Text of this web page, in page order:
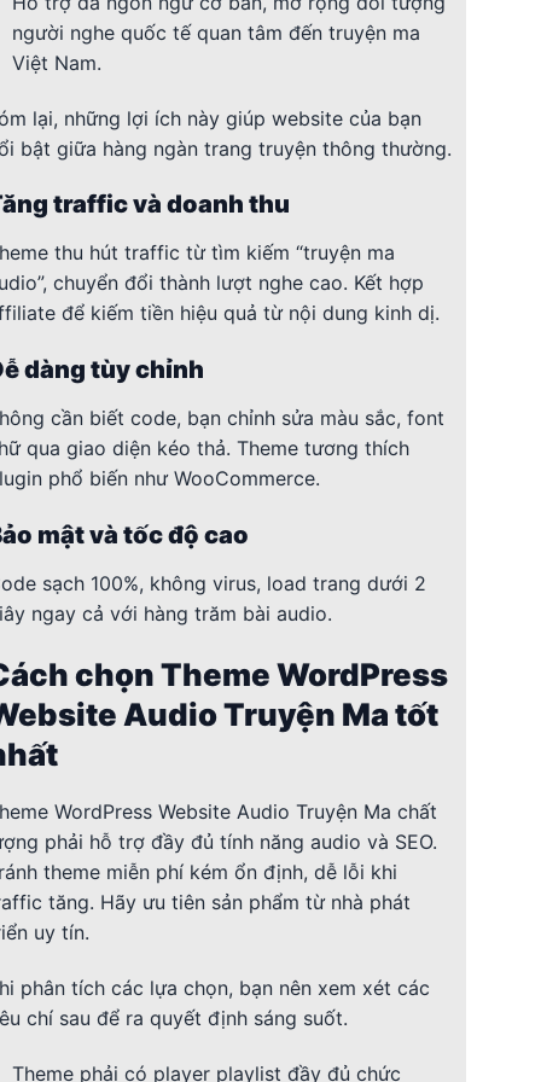
người nghe quốc tế quan tâm đến truyện ma
Việt Nam.
lại, những lợi ích này giúp website của bạn
bật giữa hàng ngàn trang truyện thông thường.
traffic và doanh thu
thu hút traffic từ tìm kiếm “truyện ma
chuyển đổi thành lượt nghe cao. Kết hợp
để kiếm tiền hiệu quả từ nội dung kinh dị.
dàng tùy chỉnh
cần biết code, bạn chỉnh sửa màu sắc, font
qua giao diện kéo thả. Theme tương thích
phổ biến như WooCommerce.
mật và tốc độ cao
sạch 100%, không virus, load trang dưới 2
ngay cả với hàng trăm bài audio.
chọn Theme WordPress
Audio Truyện Ma tốt
WordPress Website Audio Truyện Ma chất
phải hỗ trợ đầy đủ tính năng audio và SEO.
theme miễn phí kém ổn định, dễ lỗi khi
tăng. Hãy ưu tiên sản phẩm từ nhà phát
uy tín.
phân tích các lựa chọn, bạn nên xem xét các
chí sau để ra quyết định sáng suốt.
Theme phải có player playlist đầy đủ chức